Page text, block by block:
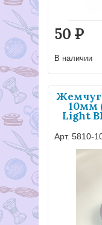
50 Р
В наличии
Жемчуг
10мм
Light
Арт. 5810-